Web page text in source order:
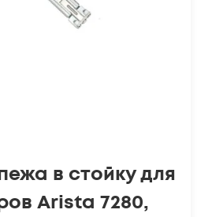
в стойку для
Arista 7280,